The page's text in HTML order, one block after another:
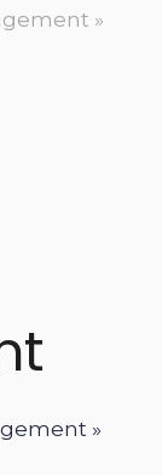
»
»